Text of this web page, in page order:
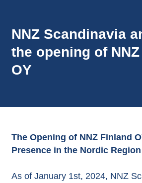
NNZ Scandinavia
the opening of
OY
The Opening of NNZ Finland
Presence in the Nordic Region
As of January 1st, 2024, NNZ